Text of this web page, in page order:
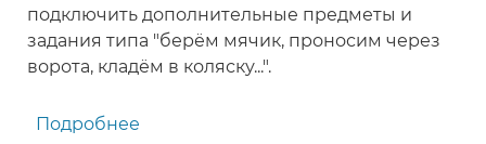
подключить дополнительные предметы и
задания типа "берём мячик, проносим через
ворота, кладём в коляску...".
Подробнее